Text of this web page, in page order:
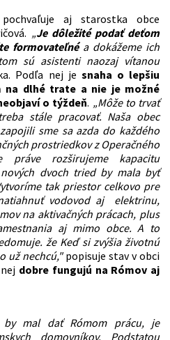
aj starostka obce
„Je dôležité podať deťom
formovateľnéa dokážeme ich
sú asistenti naozaj vítanou
Podľa nej je snaha o lepšiu
na dlhé trate a nie je možné
o týždeň. „Môže to trvať
stále pracovať. Naša obec
sme sa azda do každého
prostriedkov z Operačného
práve rozširujeme kapacitu
dvoch tried by mala byť
tak priestor celkovo pre
vodovod aj elektrinu,
na aktivačných prácach, plus
aj mimo obce. A to
že Keď si zvýšia životnú
už nechcú,"popisuje stav v obci
dobre fungujú na Rómov aj
by mal dať Rómom prácu, je
domovníkov. Podstatou